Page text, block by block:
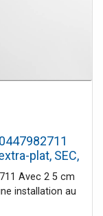
plat, SEC,
Avec 2 5 cm
installation au